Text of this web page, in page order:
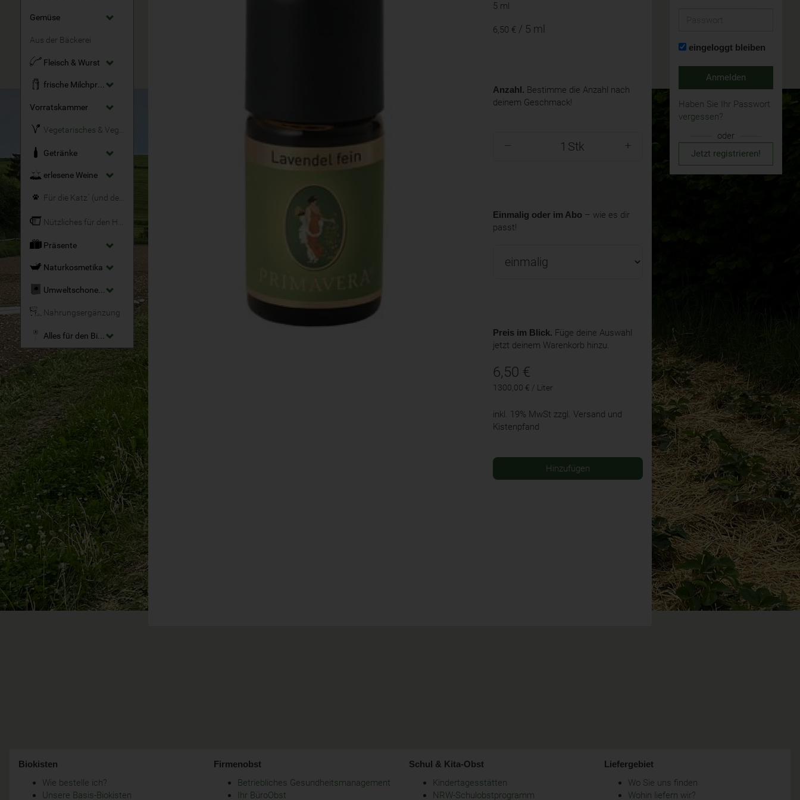
Gemüse
Aus der Bäckerei
Fleisch & Wurst
frische Milchprodukte
Vorratskammer
Getränke
erlesene Weine
Für die Katz´ (und den Hund)
Präsente
Naturkosmetika
Umweltschonende Reinigungsmittel
Nahrungsergänzung
Alles für den Bio-Garten
5 ml
6,50 € / 5 ml
Anzahl. Bestimme die Anzahl nach
deinem Geschmack!
Stk
Einmalig oder im Abo – wie es dir
passt!
Preis im Blick. Füge deine Auswahl
jetzt deinem Warenkorb hinzu.
6,50 €
1300,00 € / Liter
inkl. 19% MwSt zzgl. Versand und
Kistenpfand
Hinzufügen
eingeloggt bleiben
Anmelden
Haben Sie Ihr Passwort
vergessen?
oder
Jetzt registrieren!
Biokisten
Wie bestelle ich?
Unsere Basis-Biokisten
Firmenobst
Betriebliches Gesundheitsmanagement
Ihr BüroObst
Schul & Kita-Obst
Kindertagesstätten
NRW-Schulobstprogramm
Liefergebiet
Wo Sie uns finden
Wohin liefern wir?